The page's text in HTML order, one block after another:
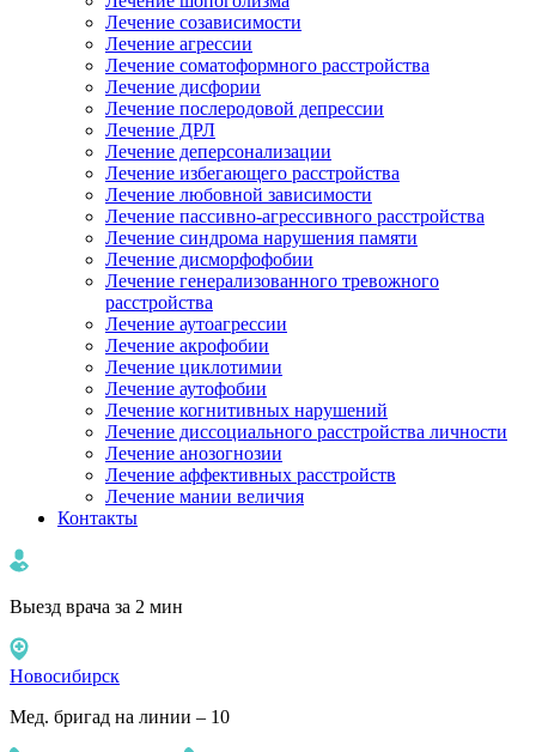
Лечение созависимости
Лечение агрессии
Лечение соматоформного расстройства
Лечение дисфории
Лечение послеродовой депрессии
Лечение ДРЛ
Лечение деперсонализации
Лечение избегающего расстройства
Лечение любовной зависимости
Лечение пассивно-агрессивного расстройства
Лечение синдрома нарушения памяти
Лечение дисморфофобии
Лечение генерализованного тревожного
расстройства
Лечение аутоагрессии
Лечение акрофобии
Лечение циклотимии
Лечение аутофобии
Лечение когнитивных нарушений
Лечение диссоциального расстройства личности
Лечение анозогнозии
Лечение аффективных расстройств
Лечение мании величия
Контакты
Выезд врача за 2 мин
Новосибирск
Мед. бригад на линии – 10